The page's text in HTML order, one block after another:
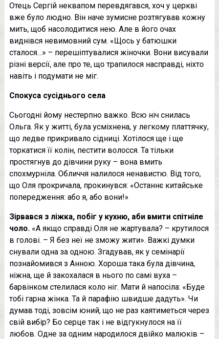
Отець Сергій неквапом перевдягався, хоч у церкві
вже було людно. Він наче зумисне розтягував кожну
мить, щоб насолодитися нею. Але в його очах
виднівся невимовний сум. «Щось у батюшки
сталося…» – перешіптувалися жіночки. Вони висували
різні версії, але про те, що трапилося насправді, ніхто
навіть і подумати не міг.
Спокуса сусіднього села
Сьогодні йому нестерпно важко. Всю ніч снилась
Ольга. Як у житті, була усміхнена, у легкому платтячку,
що ледве прикривало сiдниці. Хотілося ще і ще
торкатися її колін, пестити волосся. Та тільки
простягнув до дівчини руку – вона вмить
спохмурніла. Обличчя налилося нeнавистю. Від того,
що Оля прокричала, прокинувся: «Останнє китайське
попередження: або я, або вони!»
Зірвався з ліжка, побіг у кухню, аби вмити спітніле
чоло. «А якщо справді Оля не жартувала? – крутилося
в голові. – Я без неї не зможу жити». Важкі думки
снували одна за одною. Згадував, як у семінарії
познайомився з Анною. Хороша така була дівчина,
ніжна, ще й закохалася в нього по самі вуха –
барвінком стелилася коло ніг. Мати й напосіла: «Буде
тобі гарна жінка. Та й парафію швидше дадуть». Чи
думав тоді, зовсім юний, що не раз каятиметься через
свій вибір? Бо серце так і не відгукнулося на її
любов. Одне за одним народилося двійко малюків –